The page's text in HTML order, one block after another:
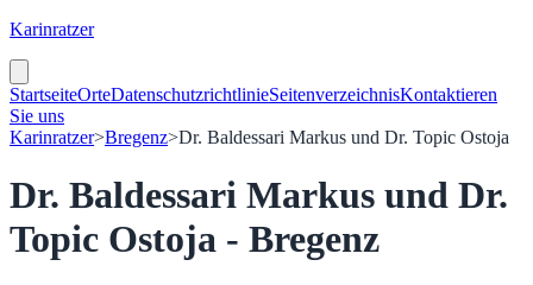
Karinratzer
StartseiteOrteDatenschutzrichtlinieSeitenverzeichnisKontaktieren
Sie uns
Karinratzer>Bregenz>Dr. Baldessari Markus und Dr. Topic Ostoja
Dr. Baldessari Markus und Dr.
Topic Ostoja - Bregenz